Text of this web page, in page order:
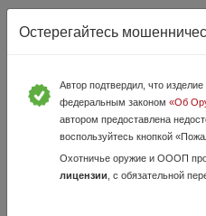
Benelli M2 Camo Max-4
5 Июля, в 19:35
Остерегайтесь
Автор подтвердил, что
федеральным законом «Об
автором предоставлена
воспользуйтесь кнопкой
Охотничье оружие и ОООП
лицензии , с обязательной